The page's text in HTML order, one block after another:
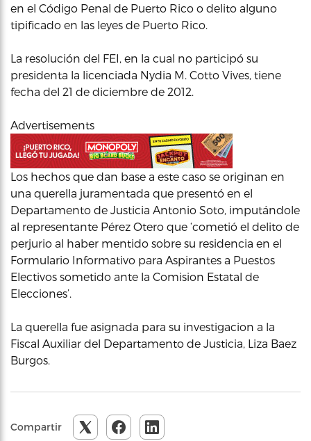
en el Código Penal de Puerto Rico o delito alguno
tipificado en las leyes de Puerto Rico.
La resolución del FEI, en la cual no participó su
presidenta la licenciada Nydia M. Cotto Vives, tiene
fecha del 21 de diciembre de 2012.
Advertisements
Los hechos que dan base a este caso se originan en
una querella juramentada que presentó en el
Departamento de Justicia Antonio Soto, imputándole
al representante Pérez Otero que ‘cometió el delito de
perjurio al haber mentido sobre su residencia en el
Formulario Informativo para Aspirantes a Puestos
Electivos sometido ante la Comision Estatal de
Elecciones’.
La querella fue asignada para su investigacion a la
Fiscal Auxiliar del Departamento de Justicia, Liza Baez
Burgos.
Compartir